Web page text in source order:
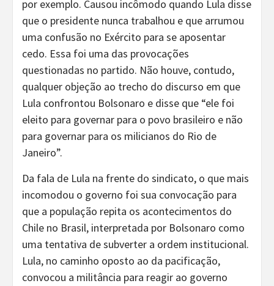
por exemplo. Causou incômodo quando Lula disse
que o presidente nunca trabalhou e que arrumou
uma confusão no Exército para se aposentar
cedo. Essa foi uma das provocações
questionadas no partido. Não houve, contudo,
qualquer objeção ao trecho do discurso em que
Lula confrontou Bolsonaro e disse que “ele foi
eleito para governar para o povo brasileiro e não
para governar para os milicianos do Rio de
Janeiro”.
Da fala de Lula na frente do sindicato, o que mais
incomodou o governo foi sua convocação para
que a população repita os acontecimentos do
Chile no Brasil, interpretada por Bolsonaro como
uma tentativa de subverter a ordem institucional.
Lula, no caminho oposto ao da pacificação,
convocou a militância para reagir ao governo